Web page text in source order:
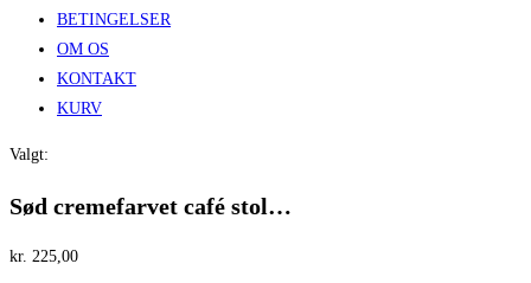
BETINGELSER
OM OS
KONTAKT
KURV
Valgt:
Sød cremefarvet café stol…
kr. 225,00